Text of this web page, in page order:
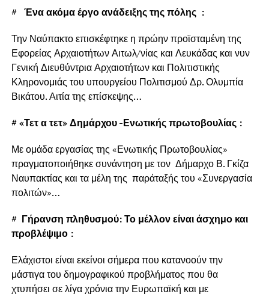
#Ένα ακόμα έργο ανάδειξης της πόλης :
Την Ναύπακτο επισκέφτηκε η πρώην προϊσταμένη της
Εφορείας Αρχαιοτήτων Αιτωλ/νίας και Λευκάδας και νυν
Γενική Διευθύντρια Αρχαιοτήτων και Πολιτιστικής
Κληρονομιάς του υπουργείου Πολιτισμού Δρ. Ολυμπία
Βικάτου. Αιτία της επίσκεψης…
#«Τετ α τετ» Δημάρχου -Ενωτικής πρωτοβουλίας :
Με ομάδα εργασίας της «Ενωτικής Πρωτοβουλίας»
πραγματοποιήθηκε συνάντηση με τον Δήμαρχο Β. Γκίζα
Ναυπακτίας και τα μέλη της παράταξής του «Συνεργασία
πολιτών»…
# Γήρανση πληθυσμού: Το μέλλον είναι άσχημο και
προβλέψιμο :
Ελάχιστοι είναι εκείνοι σήμερα που κατανοούν την
μάστιγα του δημογραφικού προβλήματος που θα
χτυπήσει σε λίγα χρόνια την Ευρωπαϊκή και με